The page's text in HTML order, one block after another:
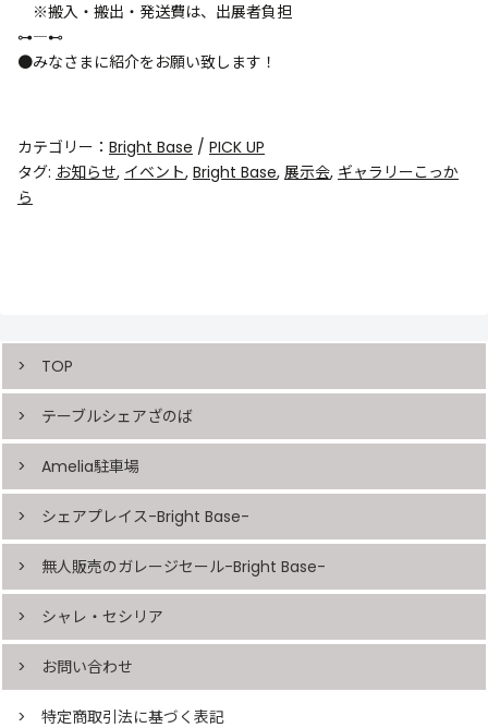
※搬入・搬出・発送費は、出展者負担
⊶――――――――――⊷
●みなさまに紹介をお願い致します！
カテゴリー： Bright Base / PICK UP
タグ: お知らせ, イベント, Bright Base, 展示会, ギャラリーこっか
ら
TOP
テーブルシェアざのば
Amelia駐車場
シェアプレイス-Bright Base-
無人販売のガレージセール-Bright Base-
シャレ・セシリア
お問い合わせ
特定商取引法に基づく表記